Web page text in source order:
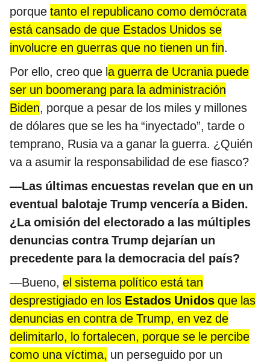
porque tanto el republicano como demócrata
está cansado de que Estados Unidos se
involucre en guerras que no tienen un fin.
Por ello, creo que la guerra de Ucrania puede
ser un boomerang para la administración
Biden, porque a pesar de los miles y millones
de dólares que se les ha “inyectado”, tarde o
temprano, Rusia va a ganar la guerra. ¿Quién
va a asumir la responsabilidad de ese fiasco?
—Las últimas encuestas revelan que en un
eventual balotaje Trump vencería a Biden.
¿La omisión del electorado a las múltiples
denuncias contra Trump dejarían un
precedente para la democracia del país?
—Bueno, el sistema político está tan
desprestigiado en los Estados Unidos que las
denuncias en contra de Trump, en vez de
delimitarlo, lo fortalecen, porque se le percibe
como una víctima, un perseguido por un